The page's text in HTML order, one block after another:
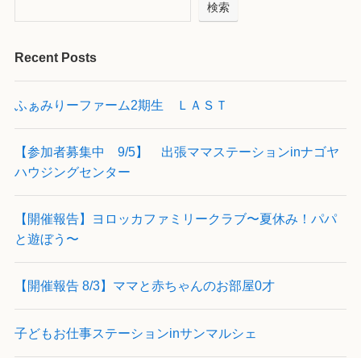
検索
Recent Posts
ふぁみりーファーム2期生 ＬＡＳＴ
【参加者募集中 9/5】 出張ママステーションinナゴヤ
ハウジングセンター
【開催報告】ヨロッカファミリークラブ〜夏休み！パパ
と遊ぼう〜
【開催報告 8/3】ママと赤ちゃんのお部屋0才
子どもお仕事ステーションinサンマルシェ